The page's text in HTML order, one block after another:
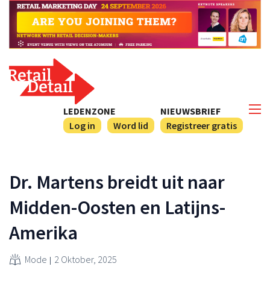
NIEUWSBRIEF
Registreer gratis
LEDENZONE
Log in
Word lid
Dr. Martens breidt uit naar
Midden-Oosten en Latijns-
Amerika
Mode 2 Oktober, 2025